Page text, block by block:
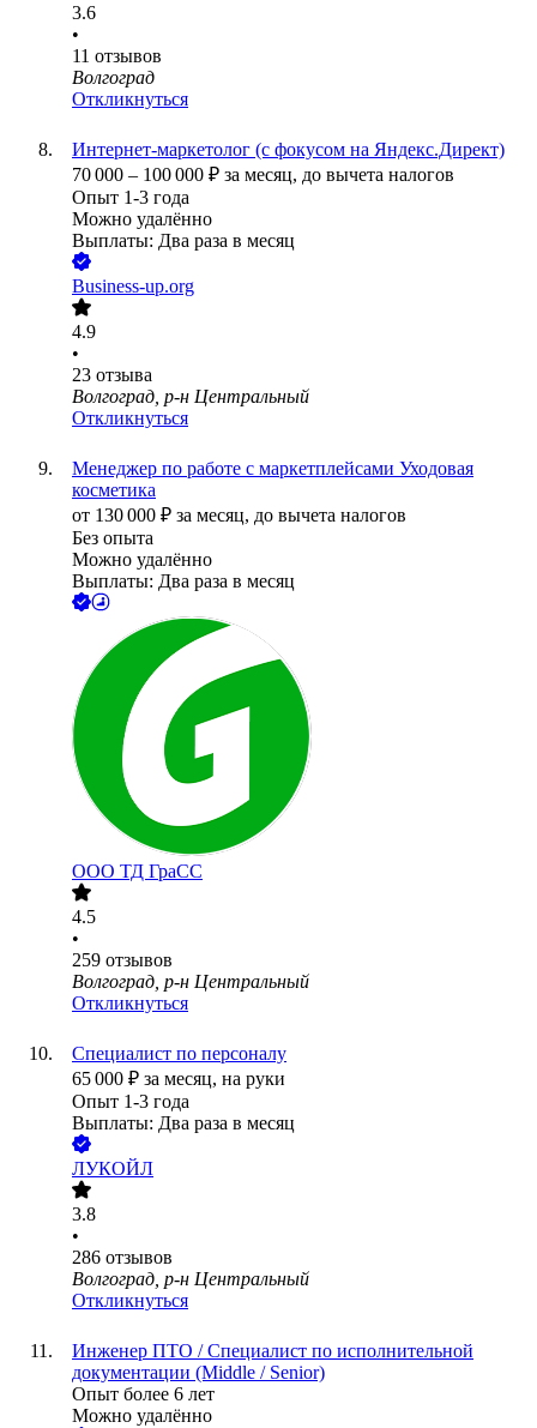
3.6
•
11 отзывов
Волгоград
Откликнуться
Интернет-маркетолог (с фокусом на Яндекс.Директ)
70 000 – 100 000 ₽ за месяц, до вычета налогов
Опыт 1-3 года
Можно удалённо
Выплаты: Два раза в месяц
Business-up.org
4.9
•
23 отзыва
Волгоград, р-н Центральный
Откликнуться
Менеджер по работе с маркетплейсами Уходовая
косметика
от 130 000 ₽ за месяц, до вычета налогов
Без опыта
Можно удалённо
Выплаты: Два раза в месяц
ООО ТД ГраСС
4.5
•
259 отзывов
Волгоград, р-н Центральный
Откликнуться
Специалист по персоналу
65 000 ₽ за месяц, на руки
Опыт 1-3 года
Выплаты: Два раза в месяц
ЛУКОЙЛ
3.8
•
286 отзывов
Волгоград, р-н Центральный
Откликнуться
Инженер ПТО / Специалист по исполнительной
документации (Middle / Senior)
Опыт более 6 лет
Можно удалённо